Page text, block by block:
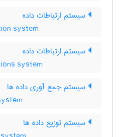
سیستم ارتباطات داده
system
سیستم ارتباطات داده
system
سیستم جمع آوری داده ها
سیستم توزیع داده ها